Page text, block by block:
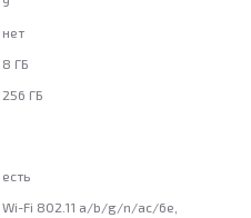
нет
8 ГБ
256 ГБ
есть
Wi-Fi 802.11 a/b/g/n/ac/6e,